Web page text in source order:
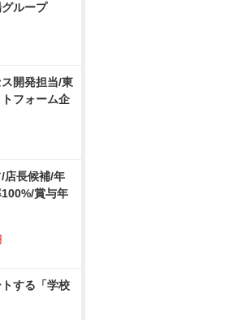
ループ
開発担当/東
フォーム企
店長候補/年
賞与年
する「学校